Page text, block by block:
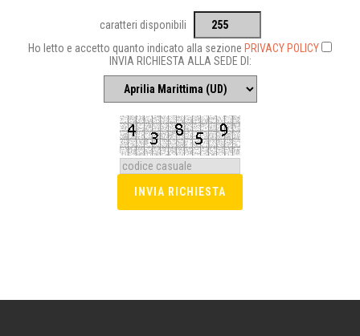
caratteri disponibili
Ho letto e accetto quanto indicato alla sezione PRIVACY POLICY
INVIA RICHIESTA ALLA SEDE DI: